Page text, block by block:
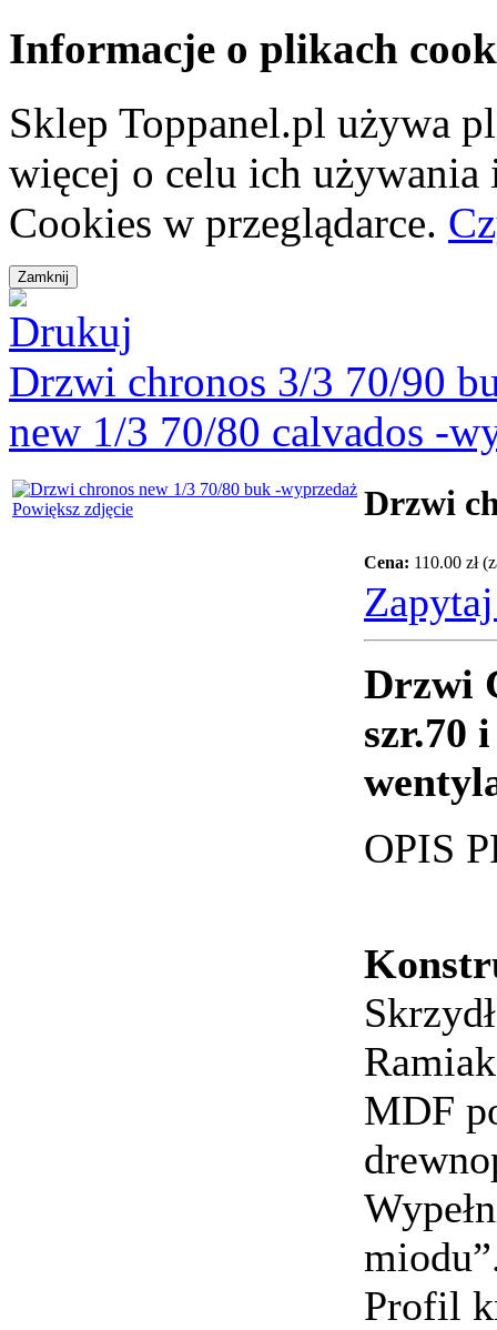
Informacje o plikach
Sklep Toppanel.pl używa
więcej o celu ich
Cookies w przeglądarce.
Drzwi chronos 3/3 70/90
new 1/3 70/80 calvados -
Powiększ zdjęcie Drzwi
Cena: 110.00 zł
Drzwi
szr.70
OPIS
MDF
Profil